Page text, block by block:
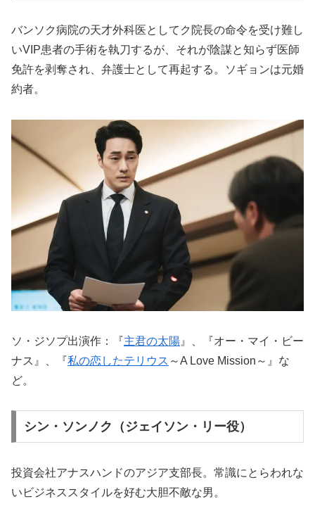
バンソク病院の天才外科医としてク院長の命令を受け難し
いVIP患者の手術を執刀するが、それが陰謀と知らず医師
免許を剥奪され、弁護士として再起する。ソギョンは元婚
約者。
ソ・ジソプ出演作：『主君の太陽 』、『オー・マイ・ビー
ナス』、『私の恋したテリウス ～A Love Mission～』な
ど。
シン・ソンノク（ジェイソン・リー役）
投資会社アナスハンドのアジア支部長。常識にとらわれな
いビジネススタイルを好む大胆不敵な男。